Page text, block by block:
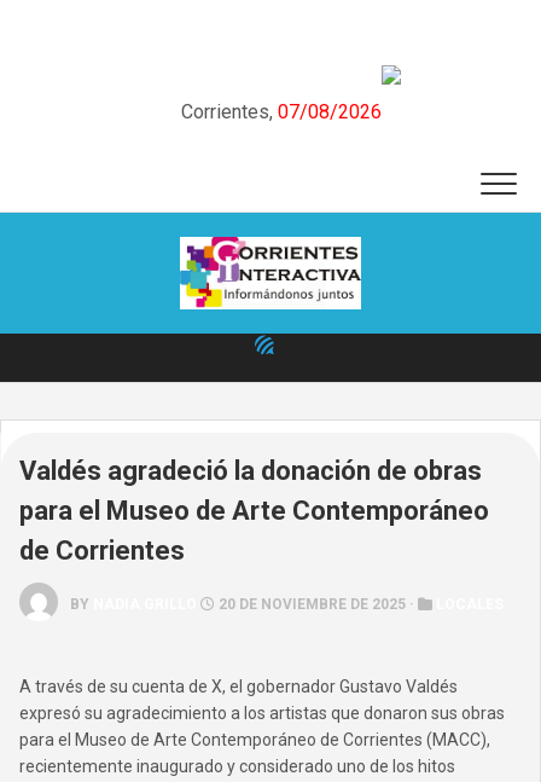
Corrientes, 07/08/2026
Valdés agradeció la donación de obras
para el Museo de Arte Contemporáneo
de Corrientes
BY 20 DE NOVIEMBRE DE 2025 ·
A través de su cuenta de X, el gobernador Gustavo Valdés
expresó su agradecimiento a los artistas que donaron sus obras
para el Museo de Arte Contemporáneo de Corrientes (MACC),
recientemente inaugurado y considerado uno de los hitos